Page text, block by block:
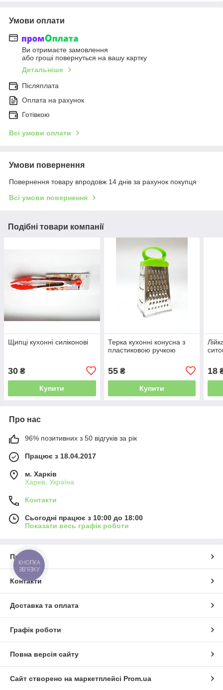
Умови оплати
Ви отримаєте замовлення
або гроші повернуться на вашу картку
Детальніше
Післяплата
Оплата на рахунок
Готівкою
Всі умови оплати
Умови повернення
Повернення товару впродовж 14 днів за рахунок покупця
Всі умови повернення
Подібні товари компанії
Щипці кухонні силіконові
30 ₴
Купити
Терка кухонні конусна з
пластиковою ручкою
55₴
Купити
18
Про нас
96% позитивних з 50 відгуків за рік
Працює з 18.04.2017
м. Харків
Харків, Україна
Контакти
Сьогодні працює з 10:00 до 18:00
Показати весь графік роботи
Про нас
Контакти
Доставка та оплата
Графік роботи
Повна версія сайту
Сайт створено на маркетплейсі Prom.ua
КНОПКА
ЗВ'ЯЗКУ